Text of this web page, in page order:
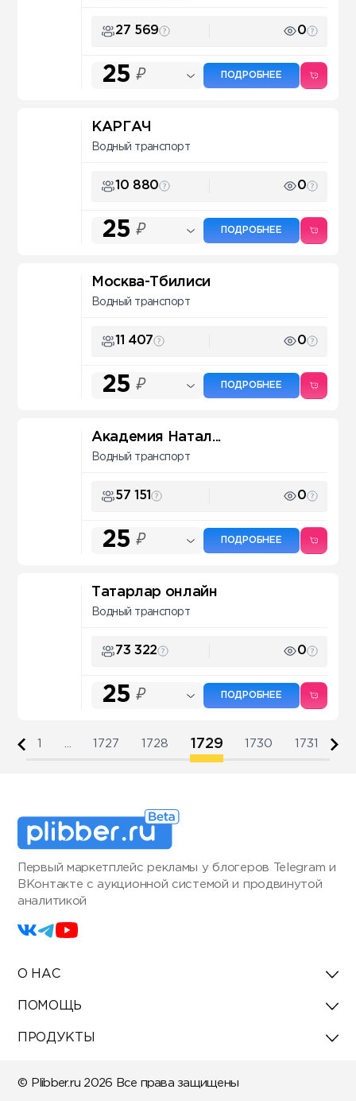
27 569 0
25 ₽ ПОДРОБНЕЕ
КАРГАЧ
Водный транспорт
10 880 0
25 ₽ ПОДРОБНЕЕ
Москва-Тбилиси
Водный транспорт
11 407 0
25 ₽ ПОДРОБНЕЕ
Академия Натал...
Водный транспорт
57 151 0
25 ₽ ПОДРОБНЕЕ
Татарлар онлайн
Водный транспорт
73 322 0
25 ₽ ПОДРОБНЕЕ
1727 1728 1729 1730 1731
Первый маркетплейс рекламы у блогеров Telegram и
ВКонтакте с аукционной системой и продвинутой
аналитикой
О НАС
ПОМОЩЬ
ПРОДУКТЫ
© Plibber.ru 2026 Все права защищены